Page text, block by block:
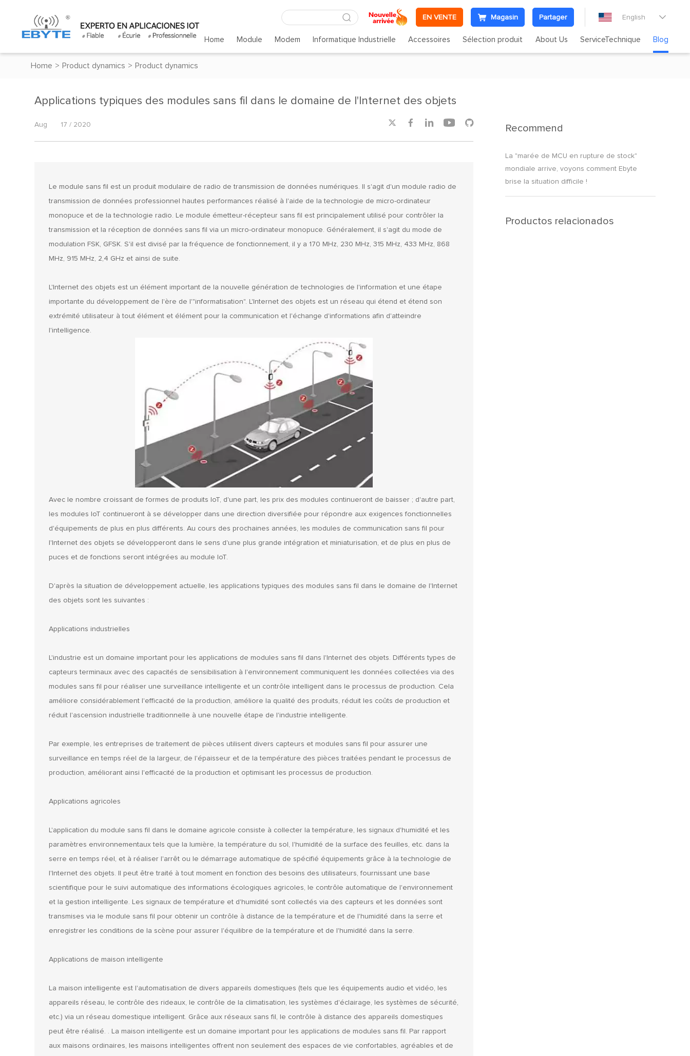
EN VENTE Magasin Partager English 
Home Module Modem Informatique Industrielle Accessoires Sélection produit About Us ServiceTechnique Blog
Home > Product dynamics > Product dynamics
Applications typiques des modules sans fil dans le domaine de l'Internet des objets
Aug 17 / 2020     
Le module sans fil est un produit modulaire de radio de transmission de données numériques. Il s'agit d'un module radio de
transmission de données professionnel hautes performances réalisé à l'aide de la technologie de micro-ordinateur
monopuce et de la technologie radio. Le module émetteur-récepteur sans fil est principalement utilisé pour contrôler la
transmission et la réception de données sans fil via un micro-ordinateur monopuce. Généralement, il s'agit du mode de
modulation FSK, GFSK. S'il est divisé par la fréquence de fonctionnement, il y a 170 MHz, 230 MHz, 315 MHz, 433 MHz, 868
MHz, 915 MHz, 2,4 GHz et ainsi de suite.
L'Internet des objets est un élément important de la nouvelle génération de technologies de l'information et une étape
importante du développement de l'ère de l'"informatisation". L'Internet des objets est un réseau qui étend et étend son
extrémité utilisateur à tout élément et élément pour la communication et l'échange d'informations afin d'atteindre
l'intelligence.
Avec le nombre croissant de formes de produits IoT, d'une part, les prix des modules continueront de baisser ; d'autre part,
les modules IoT continueront à se développer dans une direction diversifiée pour répondre aux exigences fonctionnelles
d'équipements de plus en plus différents. Au cours des prochaines années, les modules de communication sans fil pour
l'Internet des objets se développeront dans le sens d'une plus grande intégration et miniaturisation, et de plus en plus de
puces et de fonctions seront intégrées au module IoT.
D'après la situation de développement actuelle, les applications typiques des modules sans fil dans le domaine de l'Internet
des objets sont les suivantes :
Applications industrielles
L'industrie est un domaine important pour les applications de modules sans fil dans l'Internet des objets. Différents types de
capteurs terminaux avec des capacités de sensibilisation à l'environnement communiquent les données collectées via des
modules sans fil pour réaliser une surveillance intelligente et un contrôle intelligent dans le processus de production. Cela
améliore considérablement l'efficacité de la production, améliore la qualité des produits, réduit les coûts de production et
réduit l'ascension industrielle traditionnelle à une nouvelle étape de l'industrie intelligente.
Par exemple, les entreprises de traitement de pièces utilisent divers capteurs et modules sans fil pour assurer une
surveillance en temps réel de la largeur, de l'épaisseur et de la température des pièces traitées pendant le processus de
production, améliorant ainsi l'efficacité de la production et optimisant les processus de production.
Applications agricoles
L'application du module sans fil dans le domaine agricole consiste à collecter la température, les signaux d'humidité et les
paramètres environnementaux tels que la lumière, la température du sol, l'humidité de la surface des feuilles, etc. dans la
serre en temps réel, et à réaliser l'arrêt ou le démarrage automatique de spécifié équipements grâce à la technologie de
l'Internet des objets. Il peut être traité à tout moment en fonction des besoins des utilisateurs, fournissant une base
scientifique pour le suivi automatique des informations écologiques agricoles, le contrôle automatique de l'environnement
et la gestion intelligente. Les signaux de température et d'humidité sont collectés via des capteurs et les données sont
transmises via le module sans fil pour obtenir un contrôle à distance de la température et de l'humidité dans la serre et
enregistrer les conditions de la scène pour assurer l'équilibre de la température et de l'humidité dans la serre.
Applications de maison intelligente
La maison intelligente est l'automatisation de divers appareils domestiques (tels que les équipements audio et vidéo, les
appareils réseau, le contrôle des rideaux, le contrôle de la climatisation, les systèmes d'éclairage, les systèmes de sécurité,
etc.) via un réseau domestique intelligent. Grâce aux réseaux sans fil, le contrôle à distance des appareils domestiques
peut être réalisé. . La maison intelligente est un domaine important pour les applications de modules sans fil. Par rapport
aux maisons ordinaires, les maisons intelligentes offrent non seulement des espaces de vie confortables, agréables et de
Recommend
La "marée de MCU en rupture de stock"
mondiale arrive, voyons comment Ebyte
brise la situation difficile !
Productos relacionados